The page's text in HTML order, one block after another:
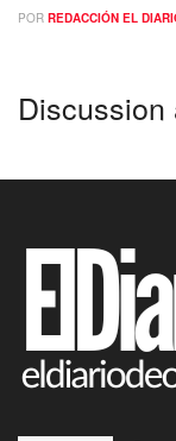
POR REDACCIÓN EL